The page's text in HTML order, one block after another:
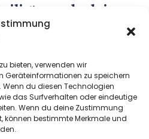
bieten, verwenden wir
Geräteinformationen zu speichern
du diesen Technologien
das Surfverhalten oder eindeutige
Wenn du deine Zustimmung
können bestimmte Merkmale und
werde dein